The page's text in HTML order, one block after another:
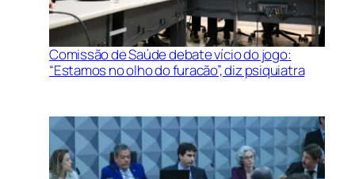
Comissão de Saúde debate vício do jogo:
“Estamos no olho do furacão”, diz psiquiatra